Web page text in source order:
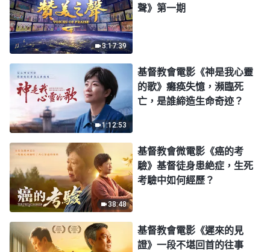
3:17:39
聲》第一期
1:12:53
基督教會電影《神是我心靈
的歌》癱痪失憶，瀕臨死
亡，是誰締造生命奇迹？
38:48
基督教會微電影《癌的考
驗》基督徒身患絶症，生死
考驗中如何經歷？
基督教會電影《遲來的見
證》一段不堪回首的往事